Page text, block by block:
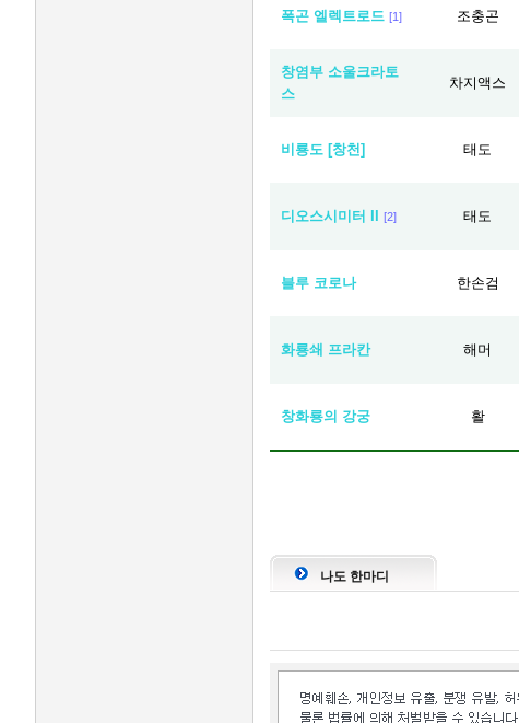
폭곤 엘렉트로드 [1] 조충곤
창염부 소울크라토
스
차지액스
비룡도 [창천] 태도
디오스시미터 II [2] 태도
블루 코로나 한손검
화룡쇄 프라칸 해머
창화룡의 강궁 활
나도 한마디